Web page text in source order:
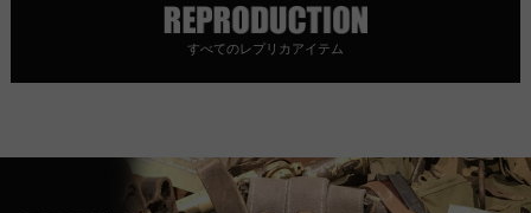
すべてのレプリカアイテム